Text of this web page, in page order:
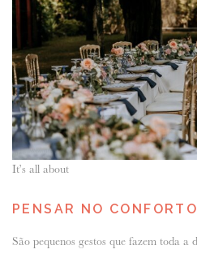
It’s all about
PENSAR NO
São pequenos gestos que fazem toda a